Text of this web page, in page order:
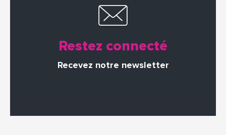
Restez connecté
Recevez notre newsletter